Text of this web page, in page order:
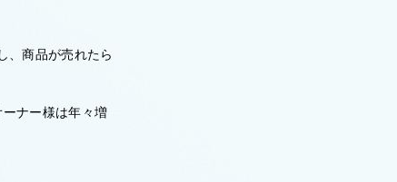
、商品が売れたら
ナー様は年々増